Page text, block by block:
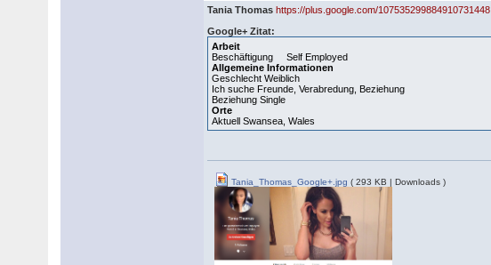
Tania Thomas https://plus.google.com/107535299884910731448
Google+Zitat:
Arbeit
Beschäftigung Self Employed
Allgemeine Informationen
Geschlecht Weiblich
Ich suche Freunde, Verabredung, Beziehung
Beziehung Single
Orte
Aktuell Swansea, Wales
Tania_Thomas_Google+.jpg ( 293 KB | Downloads )